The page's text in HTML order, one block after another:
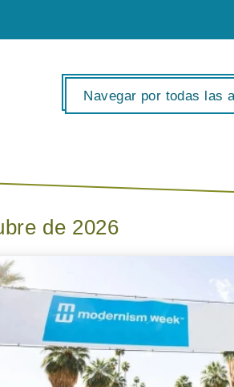
Navegar por todas las
de 2026